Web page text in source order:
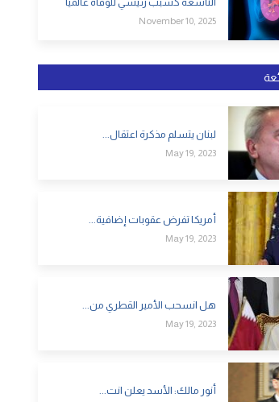
November 10, 2025
لبنان يتسلم مذكرة اعتقال...
May 19, 2023
أمريكا تفرض عقوبات إضافية...
May 19, 2023
هل انسحب الأمير القطري من...
May 19, 2023
أنور مالك: الأسد يعلن انت...